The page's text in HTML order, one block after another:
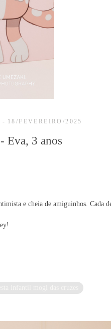
18/FEVEREIRO/2025
Eva, 3 anos
e cheia de amiguinhos. Cada